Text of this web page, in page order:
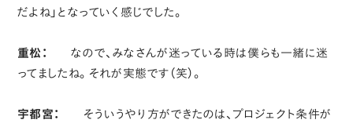
だよね」となっていく感じでした。
重松：
なので、みなさんが迷っている時は僕らも一緒に迷
ってましたね。それが実態です（笑）。
宇都宮：
そういうやり方ができたのは、プロジェクト条件が